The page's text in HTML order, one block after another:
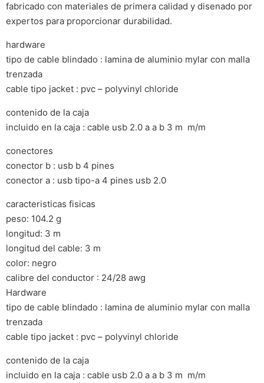
fabricado con materiales de primera calidad y disenado por
expertos para proporcionar durabilidad.
hardware
tipo de cable blindado : lamina de aluminio mylar con malla
trenzada
cable tipo jacket : pvc – polyvinyl chloride
contenido de la caja
incluido en la caja : cable usb 2.0 a a b 3 m  m/m
conectores
conector b : usb b 4 pines
conector a : usb tipo-a 4 pines usb 2.0
caracteristicas fisicas
peso: 104.2 g
longitud: 3 m
longitud del cable: 3 m
color: negro
calibre del conductor : 24/28 awg
Hardware
tipo de cable blindado : lamina de aluminio mylar con malla
trenzada
cable tipo jacket : pvc – polyvinyl chloride
contenido de la caja
incluido en la caja : cable usb 2.0 a a b 3 m  m/m